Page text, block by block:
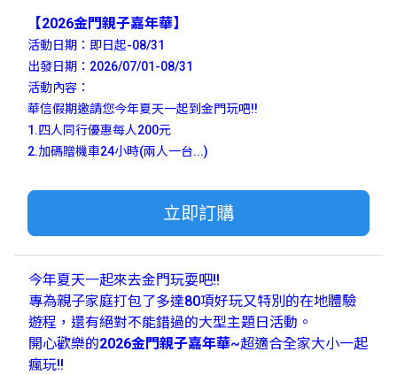
【2026金門親子嘉年華】
活動日期：即日起-08/31
出發日期：2026/07/01-08/31
活動內容：
華信假期邀請您今年夏天一起到金門玩吧!!
1.四人同行優惠每人200元
2.加碼贈機車24小時(兩人一台...)
立即訂購
今年夏天一起來去金門玩耍吧!!
專為親子家庭打包了多達80項好玩又特別的在地體驗
遊程，還有絕對不能錯過的大型主題日活動。
開心歡樂的2026金門親子嘉年華~超適合全家大小一起
瘋玩!!